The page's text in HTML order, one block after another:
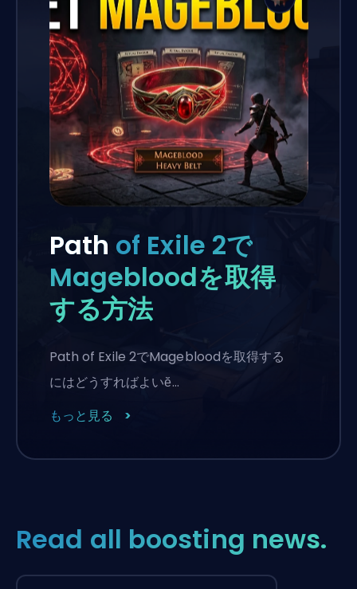
Path of Exile 2で
Magebloodを取得
する方法
Path of Exile 2でMagebloodを取得する
にはどうすればよいӗ…
もっと見る
Read all boosting news.